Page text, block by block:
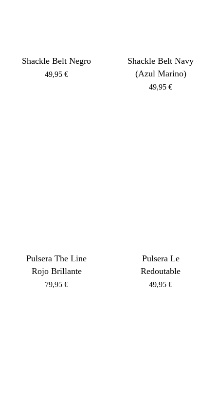
Shackle Belt Negro
49,95€
Shackle Belt Navy
(Azul Marino)
49,95€
Pulsera The Line
Rojo Brillante
79,95€
Pulsera Le
Redoutable
49,95€